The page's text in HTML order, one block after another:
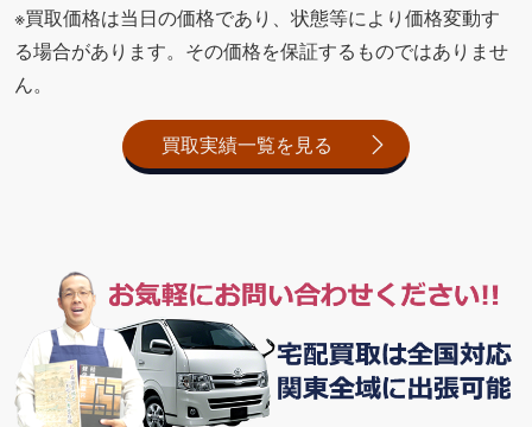
※買取価格は当日の価格であり、状態等により価格変動す
る場合があります。その価格を保証するものではありませ
ん。
買取実績一覧を見る